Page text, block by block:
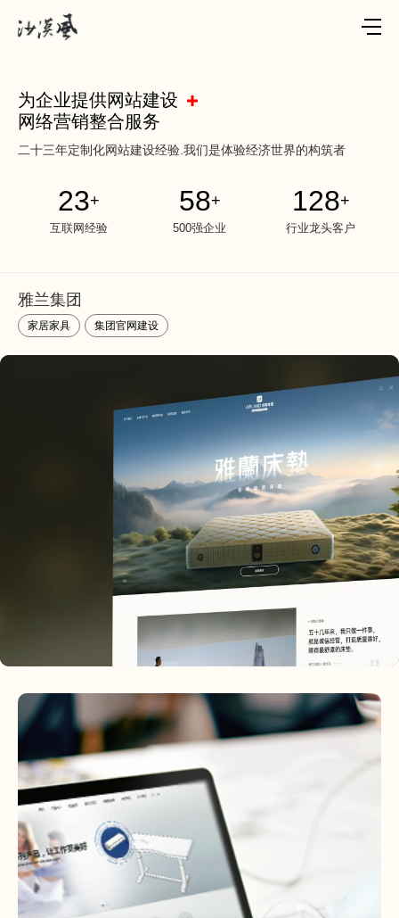
为企业提供网站建设
网络营销整合服务
二十三年定制化网站建设经验.我们是体验经济世界的构筑者
23+
互联网经验
58+
500强企业
128+
行业龙头客户
雅兰集团
家居家具 集团官网建设